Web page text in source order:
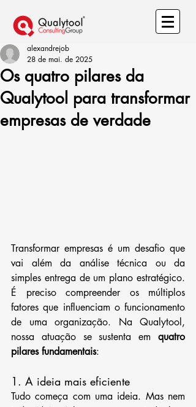
Os quatro pilares da
Qualytool para transformar
empresas de verdade
alexandrejob
28 de mai. de 2025
Transformar empresas é um desafio que
vai além da análise técnica ou da
simples entrega de um plano estratégico.
É preciso compreender os múltiplos
fatores que influenciam o funcionamento
de uma organização. Na Qualytool,
nossa atuação se sustenta em quatro
pilares fundamentais:
1. A ideia mais eficiente
Tudo começa com uma ideia. Mas nem